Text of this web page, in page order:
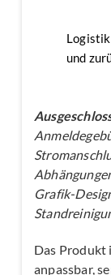
und
Grafik-
Das Produkt
anpassbar,